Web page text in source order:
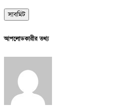
আপলোডকারীর তথ্য